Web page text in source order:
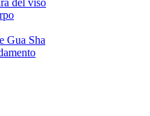
del viso
Gua Sha